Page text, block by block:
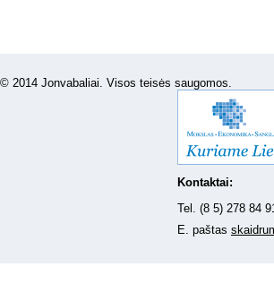
© 2014 Jonvabaliai. Visos teisės saugomos.
Kontaktai:
Tel. (8 5) 278 84
E. paštas